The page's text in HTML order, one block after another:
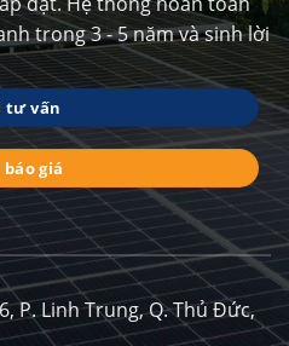
trong 3 - 5 năm và sinh lời
tư vấn
giá
P. Linh Trung, Q. Thủ Đức,